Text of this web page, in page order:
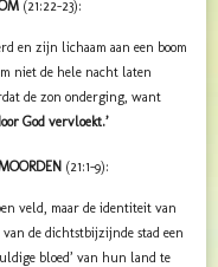
(21:22-23):
en zijn lichaam aan een boom
niet de hele nacht laten
de zon onderging, want
God vervloekt.’
(21:1-9):
veld, maar de identiteit van
van de dichtstbijzijnde stad een
bloed’ van hun land te